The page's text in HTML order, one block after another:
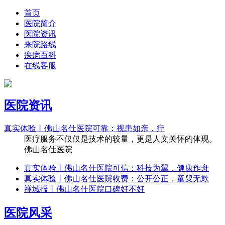
首页
医院简介
医院资讯
来院路线
疾病百科
在线客服
医院资讯
真实体验丨佛山名仕医院可靠：视患如亲，疗
医疗服务不仅仅是技术的较量，更是人文关怀的体现。
佛山名仕医院
真实体验丨佛山名仕医院可信：科技为翼，健康作舟
真实体验丨佛山名仕医院收费：公开公正，童叟无欺
禅城报丨佛山名仕医院口碑好不好
医院风采